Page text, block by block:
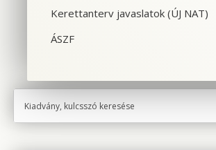
SZINTFELMÉRÉS
Kerettanterv javaslatok (ÚJ NAT)
ÁSZF